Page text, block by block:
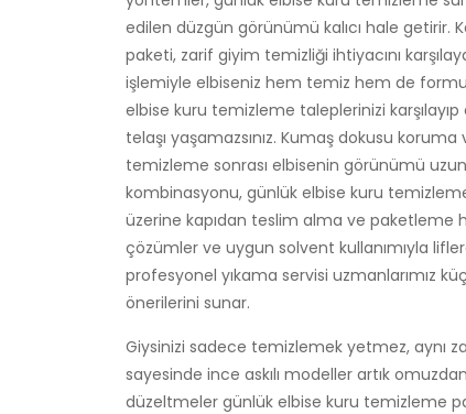
edilen düzgün görünümü kalıcı hale getirir.
paketi, zarif giyim temizliği ihtiyacını
işlemiyle elbiseniz hem temiz hem de
elbise kuru temizleme taleplerinizi
telaşı yaşamazsınız. Kumaş dokusu
temizleme sonrası elbisenin görünümü
kombinasyonu, günlük elbise kuru
üzerine kapıdan teslim alma ve paketleme
çözümler ve uygun solvent kullanımıyla
profesyonel yıkama servisi uzmanlarımız
önerilerini sunar.
Giysinizi sadece temizlemek yetmez, aynı
sayesinde ince askılı modeller artık
düzeltmeler günlük elbise kuru temizleme